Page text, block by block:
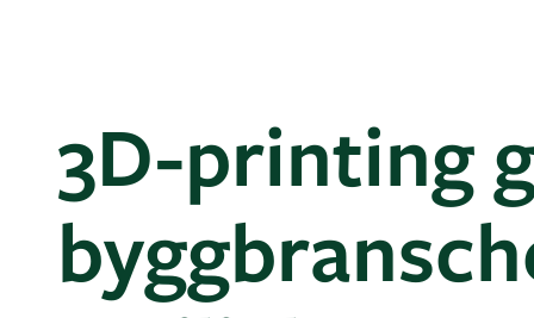
3D-printing